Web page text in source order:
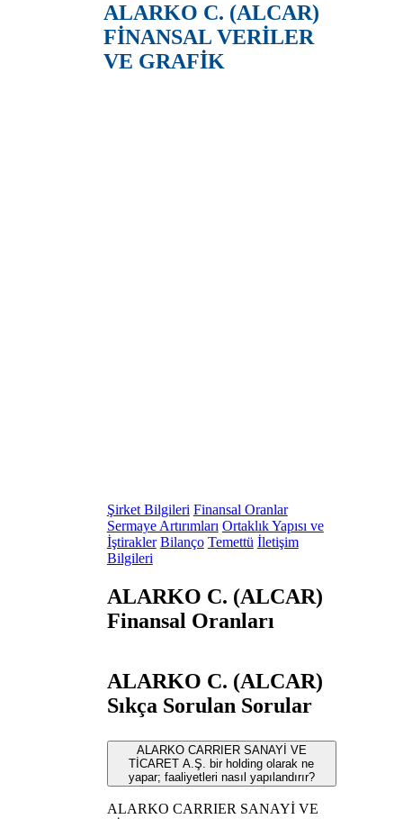
ALARKO C. (ALCAR)
FİNANSAL VERİLER
VE GRAFİK
Şirket Bilgileri Finansal Oranlar
Sermaye Artırımları Ortaklık Yapısı ve
İştirakler Bilanço Temettü İletişim
Bilgileri
ALARKO C. (ALCAR)
Finansal Oranları
ALARKO C. (ALCAR)
Sıkça Sorulan Sorular
ALARKO CARRIER SANAYİ VE
TİCARET A.Ş. bir holding olarak ne
yapar; faaliyetleri nasıl yapılandırır?
ALARKO CARRIER SANAYİ VE